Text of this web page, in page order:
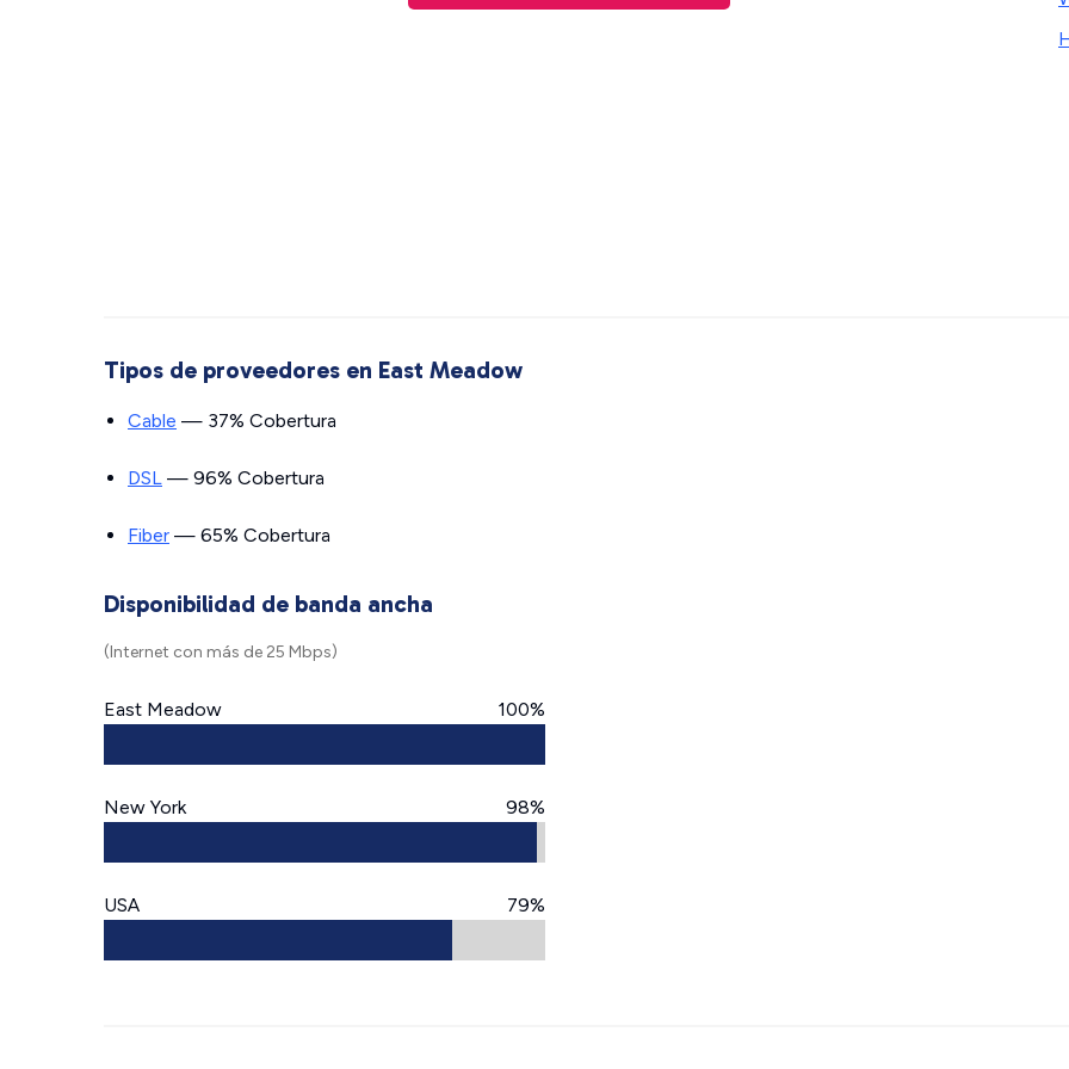
Tipos de proveedores en East Meadow
Cable — 37% Cobertura
DSL — 96% Cobertura
Fiber — 65% Cobertura
Disponibilidad de banda ancha
(Internet con más de 25 Mbps)
East Meadow 100%
New York 98%
USA 79%